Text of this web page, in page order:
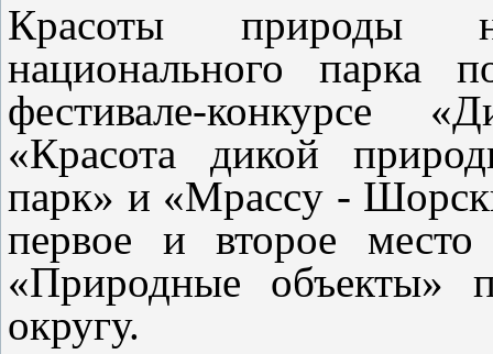
Красоты природы
национального парка
фестивале-конкурсе
«Красота дикой
парк» и «Mpaccy -
первое и второе место
«Природные объекты»
округу.